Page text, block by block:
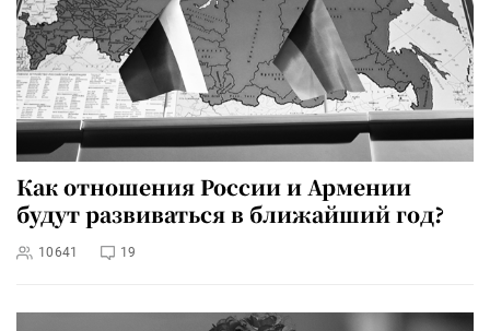
Как отношения России и Армении
будут развиваться в ближайший год?
10641 19